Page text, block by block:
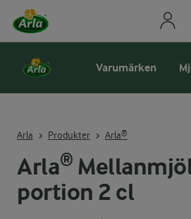
Varumärken
Arla Produkter Arla®
Arla®
portion 2 cl